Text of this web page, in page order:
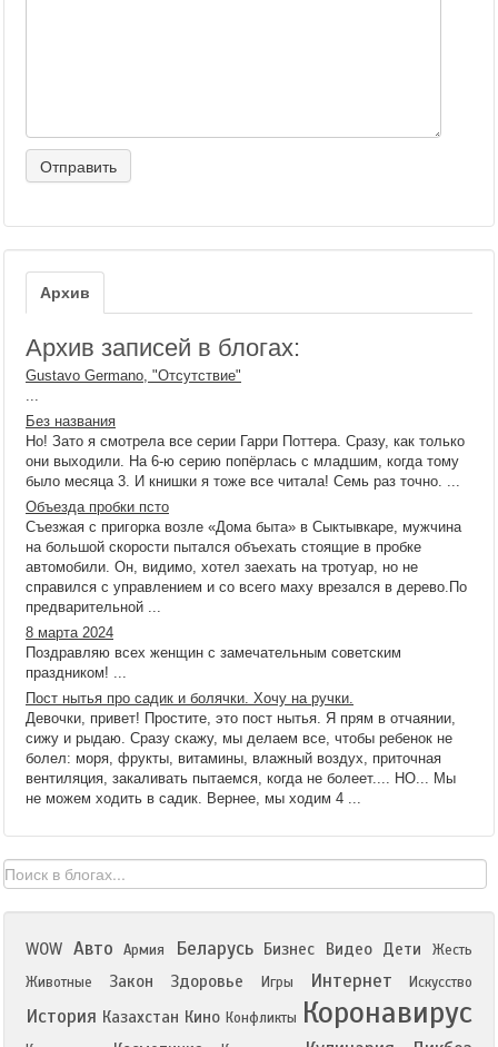
Архив
Архив записей в блогах:
Gustavo Germano, "Отсутствие"
Без названия
Но! Зато я смотрела все серии Гарри Поттера. Сразу, как только
они выходили. На 6-ю серию попёрлась с младшим, когда тому
было месяца 3. И книшки я тоже все читала! Семь раз точно. ...
Объезда пробки псто
Съезжая с пригорка возле «Дома быта» в Сыктывкаре, мужчина
на большой скорости пытался объехать стоящие в пробке
автомобили. Он, видимо, хотел заехать на тротуар, но не
справился с управлением и со всего маху врезался в дерево.По
предварительной ...
8 марта 2024
Поздравляю всех женщин с замечательным советским
праздником! ...
Пост нытья про садик и болячки. Хочу на ручки.
Девочки, привет! Простите, это пост нытья. Я прям в отчаянии,
сижу и рыдаю. Сразу скажу, мы делаем все, чтобы ребенок не
болел: моря, фрукты, витамины, влажный воздух, приточная
вентиляция, закаливать пытаемся, когда не болеет.... НО... Мы
не можем ходить в садик. Вернее, мы ходим 4 ...
WOW Авто Армия Беларусь Бизнес Видео Дети
Жесть
Животные
Закон Здоровье Игры Интернет Искусство
История Казахстан Кино Конфликты Коронавирус